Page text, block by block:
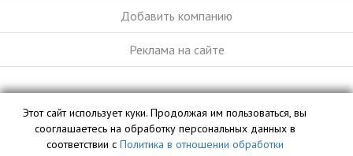
Добавить компанию
Реклама на сайте
собственностью ООО «Профит» и охраняется законом.
Этот сайт использует куки. Продолжая им пользоваться, вы
сооглашаетесь на обработку персональных данных в
соответствии с Политика в отношении обработки